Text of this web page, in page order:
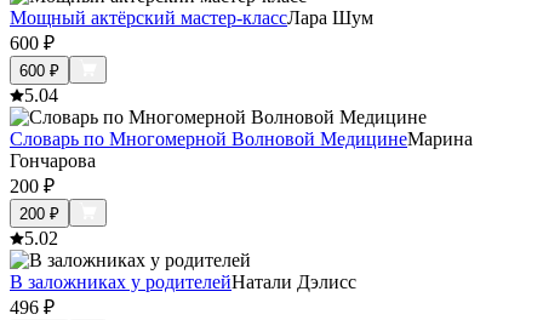
Мощный актёрский мастер-классЛара Шум
600 ₽
600 ₽
5.04
Словарь по Многомерной Волновой МедицинеМарина
Гончарова
200 ₽
200 ₽
5.02
В заложниках у родителейНатали Дэлисс
496 ₽